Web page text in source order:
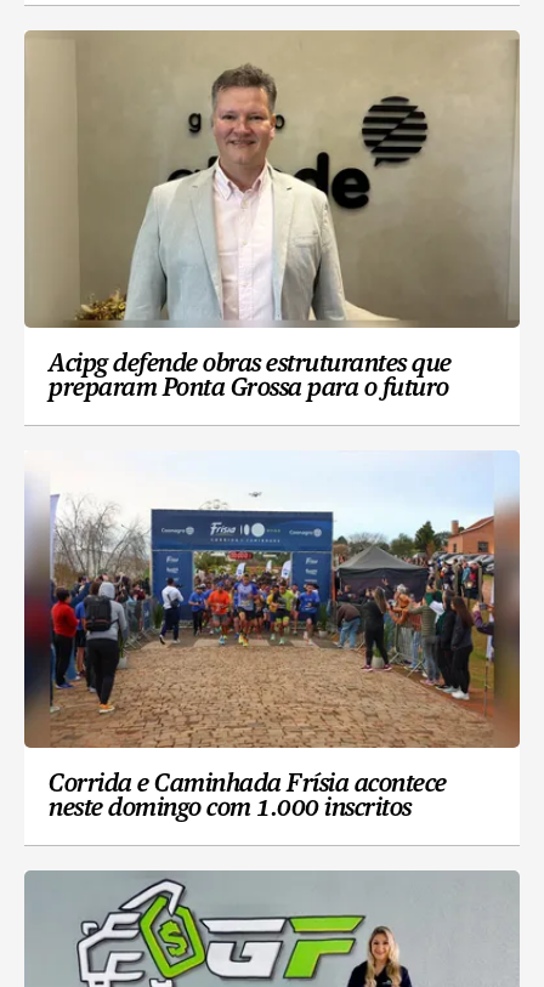
Acipg defende obras estruturantes que
preparam Ponta Grossa para o futuro
Corrida e Caminhada Frísia acontece
neste domingo com 1.000 inscritos